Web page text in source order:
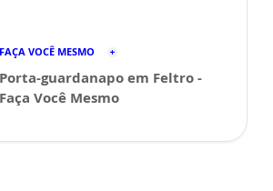
FAÇA VOCÊ MESMO
Porta-guardanapo em Feltro -
Faça Você Mesmo